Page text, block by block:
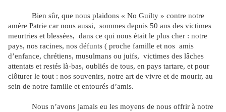
Bien sûr, que nous plaidons « No Guilty » contre notre
amère Patrie car nous aussi, sommes depuis 50 ans des victimes
meurtries et blessées, dans ce qui nous était le plus cher : notre
pays, nos racines, nos défunts ( proche famille et nos amis
d’enfance, chrétiens, musulmans ou juifs, victimes des lâches
attentats et restés là-bas, oubliés de tous, en pays tartare, et pour
clôturer le tout : nos souvenirs, notre art de vivre et de mourir, au
sein de notre famille et entourés d’amis.
Nous n’avons jamais eu les moyens de nous offrir à notre